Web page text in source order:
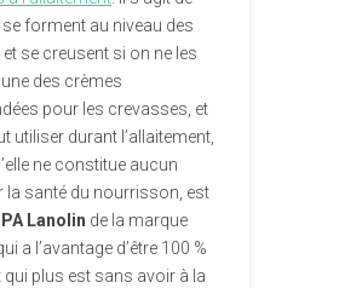
se forment au niveau des
se creusent si on ne les
des crèmes
pour les crevasses, et
utiliser durant l’allaitement,
ne constitue aucun
la santé du nourrisson, est
Lanolin de la marque
a l’avantage d’être 100 %
qui plus est sans avoir à la